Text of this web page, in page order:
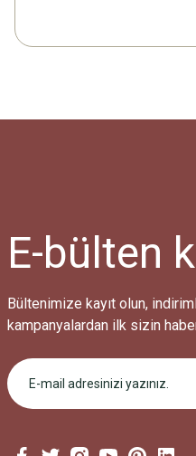
E-bülten
Bültenimize kayıt olun,
kampanyalardan ilk sizin